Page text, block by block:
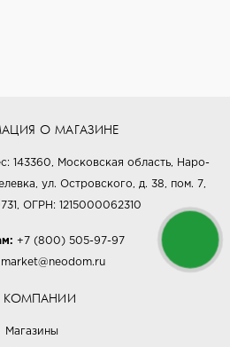
О МАГАЗИНЕ
Московская область, Наро-
ул. Островского, д. 38, пом. 7,
ОГРН: 1215000062310
+7 (800) 505-97-97
market@neodom.ru
Магазины